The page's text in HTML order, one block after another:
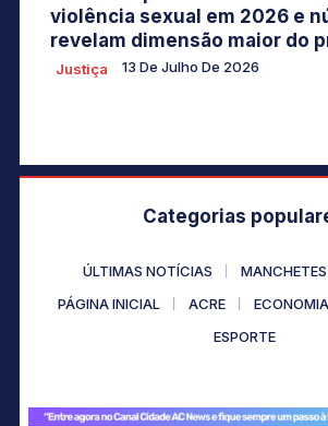
violência sexual em 2026 e
revelam dimensão maior do
Justiça 13 De Julho De 2026
Categorias
ÚLTIMAS NOTÍCIAS
PÁGINA INICIAL
ACRE ECONOMIA
ESPORTE